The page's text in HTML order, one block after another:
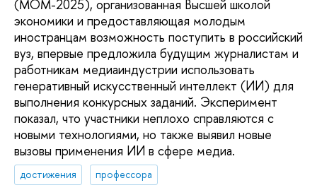
(МОМ-2025), организованная Высшей школой
экономики и предоставляющая молодым
иностранцам возможность поступить в российский
вуз, впервые предложила будущим журналистам и
работникам медиаиндустрии использовать
генеративный искусственный интеллект (ИИ) для
выполнения конкурсных заданий. Эксперимент
показал, что участники неплохо справляются с
новыми технологиями, но также выявил новые
вызовы применения ИИ в сфере медиа.
достижения
профессора